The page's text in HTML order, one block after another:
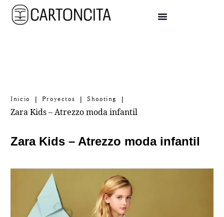
Inicio | Proyectos | Shooting |
Zara Kids – Atrezzo moda infantil
Zara Kids – Atrezzo moda infantil